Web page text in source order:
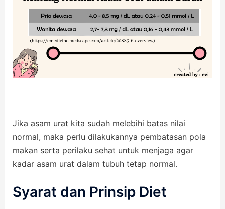
Jika asam urat kita sudah melebihi batas nilai
normal, maka perlu dilakukannya pembatasan pola
makan serta perilaku sehat untuk menjaga agar
kadar asam urat dalam tubuh tetap normal.
Syarat dan Prinsip Diet